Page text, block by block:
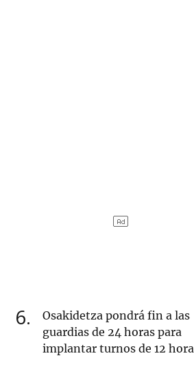
6
Osakidetza pondrá fin a las
guardias de 24 horas para
implantar turnos de 12